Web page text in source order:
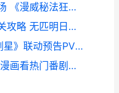
《漫威秘法狂潮》即将惊艳登场 《漫威秘法狂潮》梦境集结预抽卡
明日方舟无忧梦呓突袭挂机过关攻略 无匹明日方舟
《胜利女神：新的希望》×《剑星》联动预告PV 胜利女神新的希望什么时候开服
拷贝漫画怎么看热门番剧 拷贝漫画看热门番剧方法 拷贝漫画怎么看最新漫画